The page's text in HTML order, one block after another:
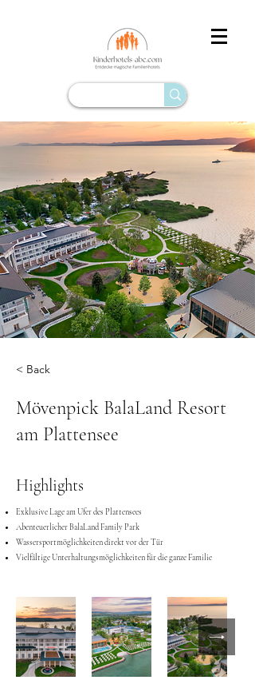
< Back
Mövenpick BalaLand Resort
am Plattensee
Highlights
Exklusive Lage am Ufer des Plattensees
Abenteuerlicher BalaLand Family Park
Wassersportmöglichkeiten direkt vor der Tür
Vielfältige Unterhaltungsmöglichkeiten für die ganze Familie